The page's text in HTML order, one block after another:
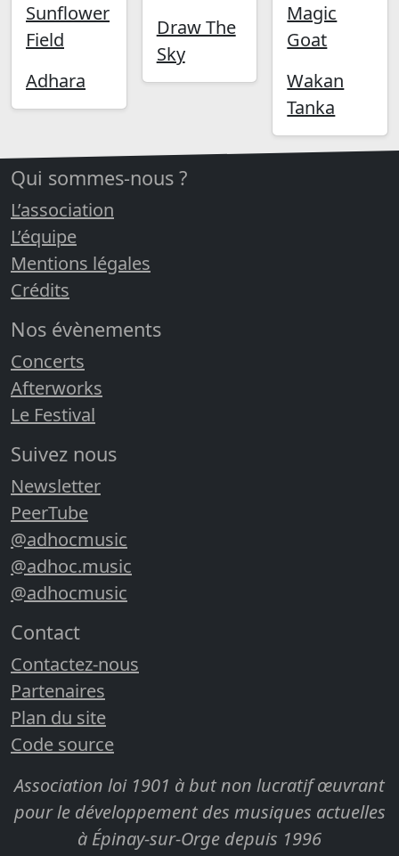
Sunflower
Field
Adhara
Draw The
Sky
Magic
Goat
Wakan
Tanka
Qui sommes-nous ?
L’association
L’équipe
Mentions légales
Crédits
Nos évènements
Concerts
Afterworks
Le Festival
Suivez nous
Newsletter
PeerTube
@adhocmusic
@adhoc.music
@adhocmusic
Contact
Contactez-nous
Partenaires
Plan du site
Code source
Association loi 1901 à but non lucratif œuvrant
pour le développement des musiques actuelles
à Épinay-sur-Orge depuis 1996